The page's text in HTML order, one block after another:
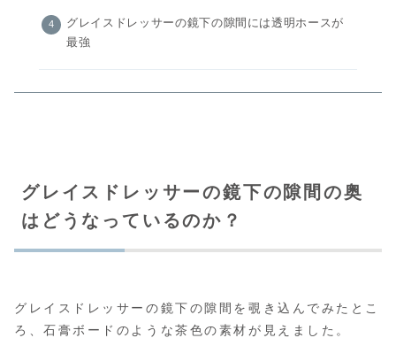
グレイスドレッサーの鏡下の隙間には透明ホースが
最強
グレイスドレッサーの鏡下の隙間の奥
はどうなっているのか？
グレイスドレッサーの鏡下の隙間を覗き込んでみたとこ
ろ、石膏ボードのような茶色の素材が見えました。